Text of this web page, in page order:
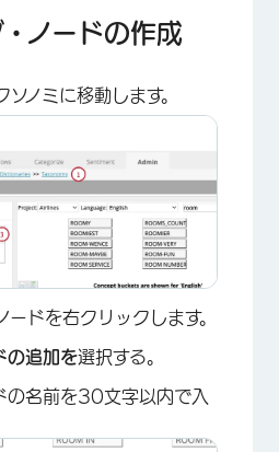
ノードの作成
ノミに移動します。
ノードを右クリックします。
の追加を選択する。
の名前を30文字以内で入